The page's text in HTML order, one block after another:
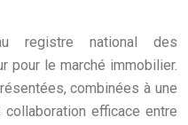
registre national des
pour le marché immobilier.
combinées à une
efficace entre